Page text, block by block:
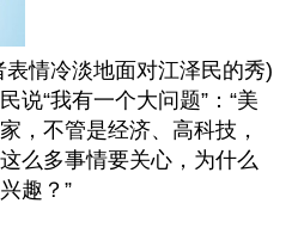
情冷淡地面对江泽民的秀)
说“我有一个大问题”：“美
，不管是经济、高科技，
么多事情要关心，为什么
趣？”